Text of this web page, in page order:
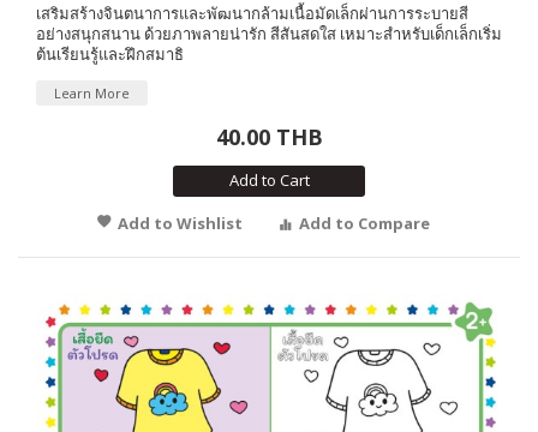
เสริมสร้างจินตนาการและพัฒนากล้ามเนื้อมัดเล็กผ่านการระบายสี
อย่างสนุกสนาน ด้วยภาพลายน่ารัก สีสันสดใส เหมาะสำหรับเด็กเล็กเริ่ม
ต้นเรียนรู้และฝึกสมาธิ
Learn More
40.00 THB
Add to Cart
Add to Wishlist
Add to Compare